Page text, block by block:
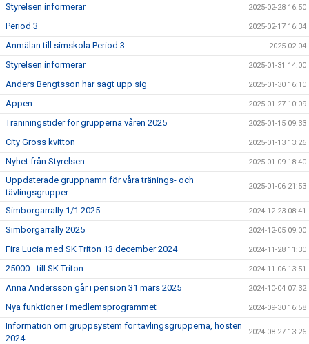
Styrelsen informerar 2025-02-28 16:50
Period 3 2025-02-17 16:34
Anmälan till simskola Period 3 2025-02-04
Styrelsen informerar 2025-01-31 14:00
Anders Bengtsson har sagt upp sig 2025-01-30 16:10
Appen 2025-01-27 10:09
Träniningstider för grupperna våren 2025 2025-01-15 09:33
City Gross kvitton 2025-01-13 13:26
Nyhet från Styrelsen 2025-01-09 18:40
Uppdaterade gruppnamn för våra tränings- och
tävlingsgrupper
2025-01-06 21:53
Simborgarrally 1/1 2025 2024-12-23 08:41
Simborgarrally 2025 2024-12-05 09:00
Fira Lucia med SK Triton 13 december 2024 2024-11-28 11:30
25000:- till SK Triton 2024-11-06 13:51
Anna Andersson går i pension 31 mars 2025 2024-10-04 07:32
Nya funktioner i medlemsprogrammet 2024-09-30 16:58
Information om gruppsystem för tävlingsgrupperna, hösten
2024.
2024-08-27 13:26